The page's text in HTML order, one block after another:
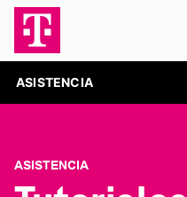
ASISTENCIA
ASISTENCIA